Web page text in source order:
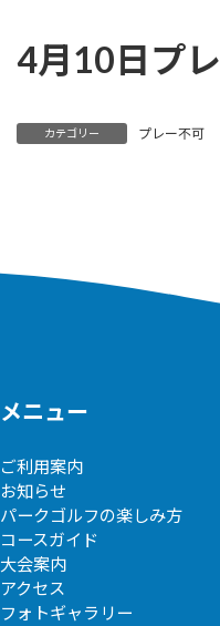
4月10日プ
カテゴリー プレー不可
メニュー
ご利用案内
お知らせ
パークゴルフの楽しみ方
コースガイド
大会案内
アクセス
フォトギャラリー